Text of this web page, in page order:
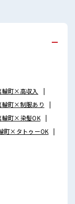
輪町×高収入
輪町×制服あり
輪町×染髪OK
町×タトゥーOK